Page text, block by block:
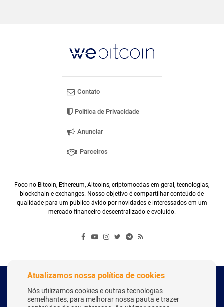
Contato
Política de Privacidade
Anunciar
Parceiros
Foco no Bitcoin, Ethereum, Altcoins, criptomoedas em geral, tecnologias,
blockchain e exchanges. Nosso objetivo é compartilhar conteúdo de
qualidade para um público ávido por novidades e interessados em um
mercado financeiro descentralizado e evoluído.
Copyright Webitcoin 2018 - Todos os Direitos Reservados
Atualizamos nossa política de cookies
Nós utilizamos cookies e outras tecnologias
semelhantes, para melhorar nossa pauta e trazer